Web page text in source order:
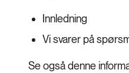
Innledning
Vi svarer på
Se også denne